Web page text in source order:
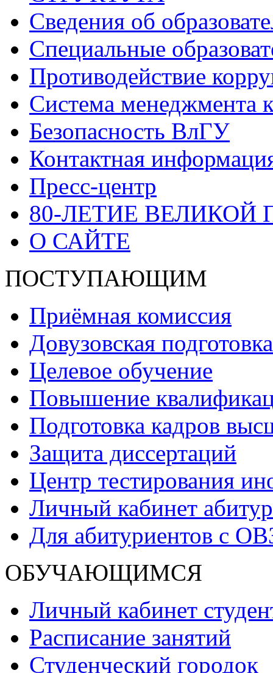
Сведения об
Специальные
Противодействие
Система менеджмента
Безопасность ВлГУ
Контактная
Пресс-центр
80-ЛЕТИЕ ВЕЛИКОЙ
О САЙТЕ
ПОСТУПАЮЩИМ
Приёмная комиссия
Довузовская подготовка
Целевое обучение
Повышение
Подготовка кадров
Защита диссертаций
Центр тестирования
Личный кабинет
Для абитуриентов с
ОБУЧАЮЩИМСЯ
Личный кабинет
Расписание занятий
Студенческий городок